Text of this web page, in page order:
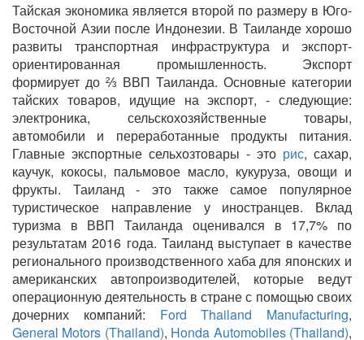
Тайская экономика является второй по размеру в Юго-
Восточной Азии после Индонезии. В Таиланде хорошо
развиты транспортная инфраструктура и экспорт-
ориентированная промышленность. Экспорт
формирует до ⅔ ВВП Таиланда. Основные категории
тайских товаров, идущие на экспорт, - следующие:
электроника, сельскохозяйственные товары,
автомобили и переработанные продукты питания.
Главные экспортные сельхозтовары - это рис, сахар,
каучук, кокосы, пальмовое масло, кукуруза, овощи и
фрукты. Таиланд - это также самое популярное
туристическое направление у иностранцев. Вклад
туризма в ВВП Таиланда оценивался в 17,7% по
результатам 2016 года. Таиланд выступает в качестве
регионального производственного хаба для японских и
американских автопроизводителей, которые ведут
операционную деятельность в стране с помощью своих
дочерних компаний: Ford Thailand Manufacturing,
General Motors (Thailand), Honda Automobiles (Thailand),